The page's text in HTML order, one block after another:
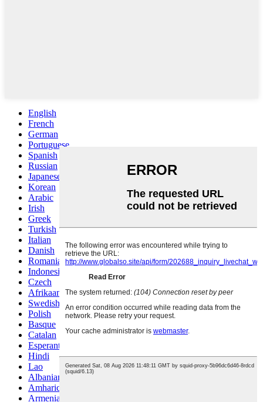
English
French
German
Portuguese
Spanish
Russian
Japanese
Korean
Arabic
Irish
Greek
Turkish
Italian
Danish
Romanian
Indonesian
Czech
Afrikaans
Swedish
Polish
Basque
Catalan
Esperanto
Hindi
Lao
Albanian
Amharic
Armenian